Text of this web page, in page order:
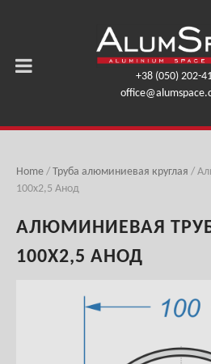
+38 (050) 202-
Home / Труба алюминиевая круглая /
100х2,5 Анод
АЛЮМИНИЕВАЯ
100Х2,5 АНОД